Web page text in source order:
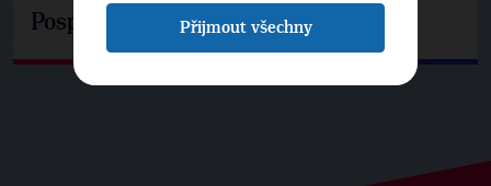
Pospíšil: Je tu pachuť
Přijmout všechny